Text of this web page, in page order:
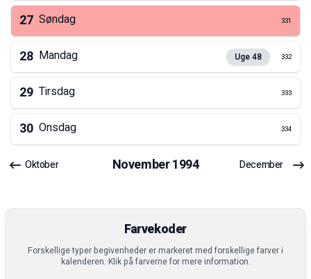
27 Søndag 331
28 Mandag Uge48 332
29 Tirsdag 333
30 Onsdag 334
Oktober November1994 December
Farvekoder
Forskellige typer begivenheder er markeret med forskellige farver i
kalenderen. Klik på farverne for mere information.